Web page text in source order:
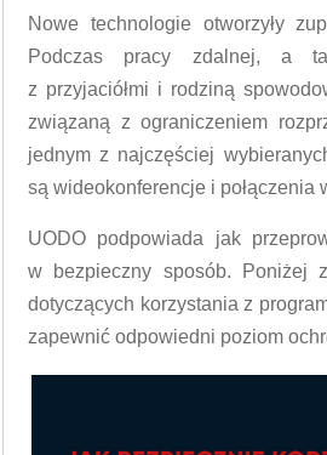
Nowe technologie otworzyły
Podczas pracy zdalnej, a
z przyjaciółmi i rodziną
związaną z ograniczeniem
jednym z najczęściej
są wideokon­ferencje i połączenia
UODO podpowiada jak
w bezpieczny sposób. Poniżej
dotyczących korzystania z
zapewnić odpowiedni poziom